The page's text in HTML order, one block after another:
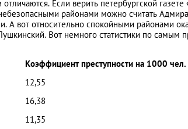
Если верить петербургской
районами можно считать
А вот относительно спокойными районами
Вот немного статистики по самым
Коэффициент преступности на 1000 чел.
12,55
16,38
11,35